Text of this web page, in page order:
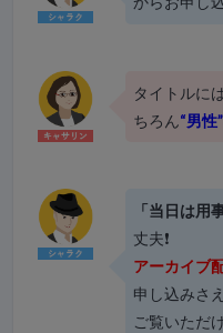
タイトルに
ちろん“男性”
「当日は用
丈夫❗
アーカイブ
申し込みさ
ご覧いただ